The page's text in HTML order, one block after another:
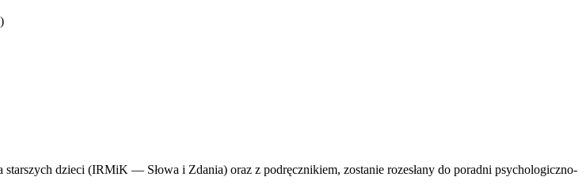
dzieci (IRMiK — Słowa i Zdania) oraz z podręcznikiem, zostanie rozesłany do poradni psychologiczno-